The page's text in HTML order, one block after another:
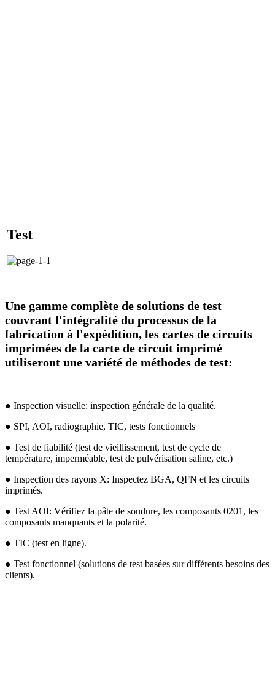
Test
Une gamme complète de solutions de test
couvrant l'intégralité du processus de la
fabrication à l'expédition, les cartes de circuits
imprimées de la carte de circuit imprimé
utiliseront une variété de méthodes de test:
● Inspection visuelle: inspection générale de la qualité.
● SPI, AOI, radiographie, TIC, tests fonctionnels
● Test de fiabilité (test de vieillissement, test de cycle de
température, imperméable, test de pulvérisation saline, etc.)
● Inspection des rayons X: Inspectez BGA, QFN et les circuits
imprimés.
● Test AOI: Vérifiez la pâte de soudure, les composants 0201, les
composants manquants et la polarité.
● TIC (test en ligne).
● Test fonctionnel (solutions de test basées sur différents besoins des
clients).